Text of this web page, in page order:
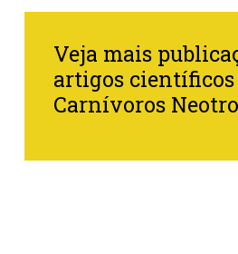
Veja mais
artigos científicos
Carnívoros